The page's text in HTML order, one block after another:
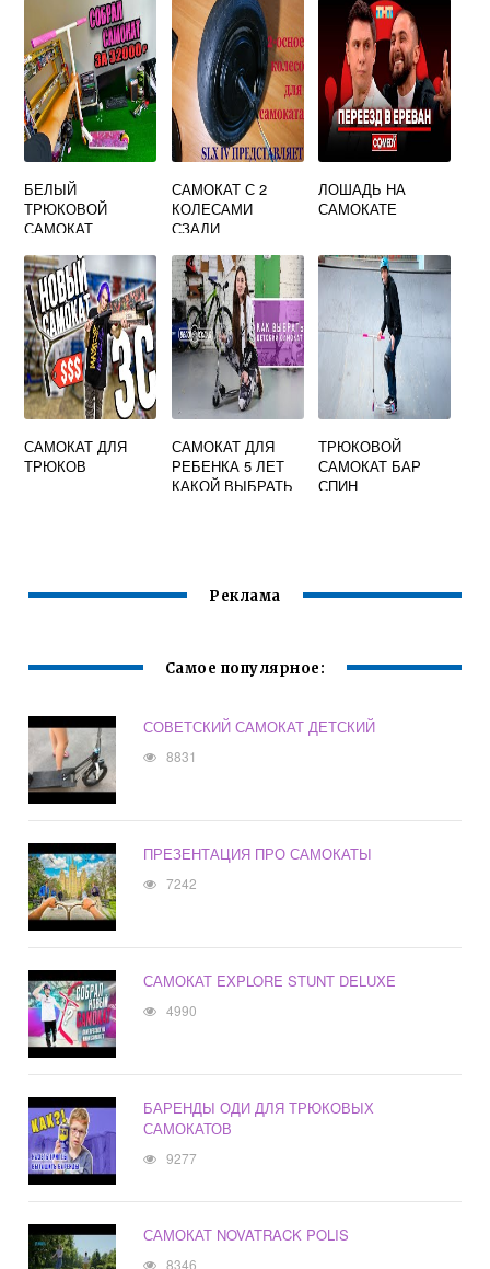
БЕЛЫЙ
ТРЮКОВОЙ
САМОКАТ
САМОКАТ С 2
КОЛЕСАМИ
СЗАДИ
ЛОШАДЬ НА
САМОКАТЕ
САМОКАТ ДЛЯ
ТРЮКОВ
САМОКАТ ДЛЯ
РЕБЕНКА 5 ЛЕТ
КАКОЙ ВЫБРАТЬ
ТРЮКОВОЙ
САМОКАТ БАР
СПИН
Реклама
Самое популярное:
СОВЕТСКИЙ САМОКАТ ДЕТСКИЙ
8831
ПРЕЗЕНТАЦИЯ ПРО САМОКАТЫ
7242
САМОКАТ EXPLORE STUNT DELUXE
4990
БАРЕНДЫ ОДИ ДЛЯ ТРЮКОВЫХ
САМОКАТОВ
9277
САМОКАТ NOVATRACK POLIS
8346